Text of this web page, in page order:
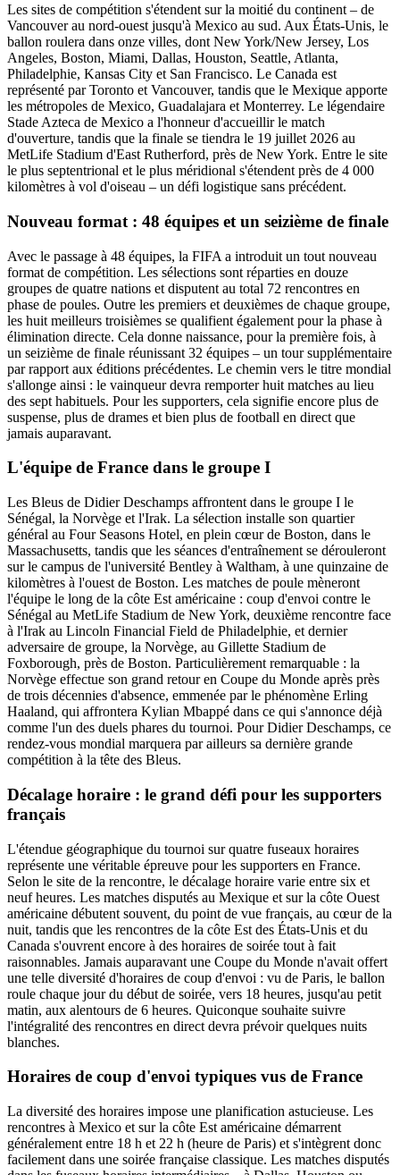
Les sites de compétition s'étendent sur la moitié du continent – de
Vancouver au nord-ouest jusqu'à Mexico au sud. Aux États-Unis, le
ballon roulera dans onze villes, dont New York/New Jersey, Los
Angeles, Boston, Miami, Dallas, Houston, Seattle, Atlanta,
Philadelphie, Kansas City et San Francisco. Le Canada est
représenté par Toronto et Vancouver, tandis que le Mexique apporte
les métropoles de Mexico, Guadalajara et Monterrey. Le légendaire
Stade Azteca de Mexico a l'honneur d'accueillir le match
d'ouverture, tandis que la finale se tiendra le 19 juillet 2026 au
MetLife Stadium d'East Rutherford, près de New York. Entre le site
le plus septentrional et le plus méridional s'étendent près de 4 000
kilomètres à vol d'oiseau – un défi logistique sans précédent.
Nouveau format : 48 équipes et un seizième de finale
Avec le passage à 48 équipes, la FIFA a introduit un tout nouveau
format de compétition. Les sélections sont réparties en douze
groupes de quatre nations et disputent au total 72 rencontres en
phase de poules. Outre les premiers et deuxièmes de chaque groupe,
les huit meilleurs troisièmes se qualifient également pour la phase à
élimination directe. Cela donne naissance, pour la première fois, à
un seizième de finale réunissant 32 équipes – un tour supplémentaire
par rapport aux éditions précédentes. Le chemin vers le titre mondial
s'allonge ainsi : le vainqueur devra remporter huit matches au lieu
des sept habituels. Pour les supporters, cela signifie encore plus de
suspense, plus de drames et bien plus de football en direct que
jamais auparavant.
L'équipe de France dans le groupe I
Les Bleus de Didier Deschamps affrontent dans le groupe I le
Sénégal, la Norvège et l'Irak. La sélection installe son quartier
général au Four Seasons Hotel, en plein cœur de Boston, dans le
Massachusetts, tandis que les séances d'entraînement se dérouleront
sur le campus de l'université Bentley à Waltham, à une quinzaine de
kilomètres à l'ouest de Boston. Les matches de poule mèneront
l'équipe le long de la côte Est américaine : coup d'envoi contre le
Sénégal au MetLife Stadium de New York, deuxième rencontre face
à l'Irak au Lincoln Financial Field de Philadelphie, et dernier
adversaire de groupe, la Norvège, au Gillette Stadium de
Foxborough, près de Boston. Particulièrement remarquable : la
Norvège effectue son grand retour en Coupe du Monde après près
de trois décennies d'absence, emmenée par le phénomène Erling
Haaland, qui affrontera Kylian Mbappé dans ce qui s'annonce déjà
comme l'un des duels phares du tournoi. Pour Didier Deschamps, ce
rendez-vous mondial marquera par ailleurs sa dernière grande
compétition à la tête des Bleus.
Décalage horaire : le grand défi pour les supporters
français
L'étendue géographique du tournoi sur quatre fuseaux horaires
représente une véritable épreuve pour les supporters en France.
Selon le site de la rencontre, le décalage horaire varie entre six et
neuf heures. Les matches disputés au Mexique et sur la côte Ouest
américaine débutent souvent, du point de vue français, au cœur de la
nuit, tandis que les rencontres de la côte Est des États-Unis et du
Canada s'ouvrent encore à des horaires de soirée tout à fait
raisonnables. Jamais auparavant une Coupe du Monde n'avait offert
une telle diversité d'horaires de coup d'envoi : vu de Paris, le ballon
roule chaque jour du début de soirée, vers 18 heures, jusqu'au petit
matin, aux alentours de 6 heures. Quiconque souhaite suivre
l'intégralité des rencontres en direct devra prévoir quelques nuits
blanches.
Horaires de coup d'envoi typiques vus de France
La diversité des horaires impose une planification astucieuse. Les
rencontres à Mexico et sur la côte Est américaine démarrent
généralement entre 18 h et 22 h (heure de Paris) et s'intègrent donc
facilement dans une soirée française classique. Les matches disputés